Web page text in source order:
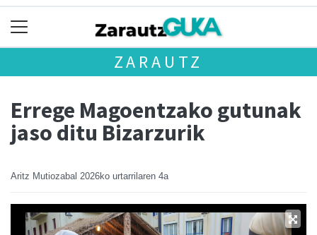
ZARAUTZ
Errege Magoentzako gutunak
jaso ditu Bizarzurik
Aritz Mutiozabal 2026ko urtarrilaren 4a